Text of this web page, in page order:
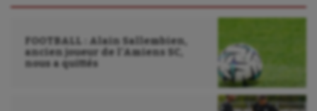
FOOTBALL : Alain Sallembien,
ancien joueur de l’Amiens SC,
nous a quittés